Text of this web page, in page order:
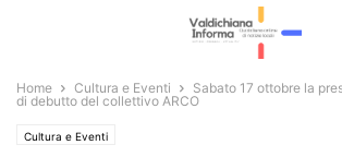
Home Cultura e Eventi
Sabato 17 ottobre la
di debutto del collettivo ARCO
Cultura e Eventi